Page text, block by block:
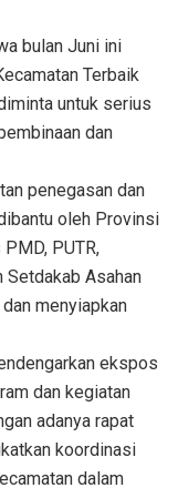
bulan Juni ini
Terbaik
untuk serius
dan
penegasan dan
oleh Provinsi
PUTR,
Setdakab Asahan
menyiapkan
ekspos
dan kegiatan
adanya rapat
koordinasi
dalam